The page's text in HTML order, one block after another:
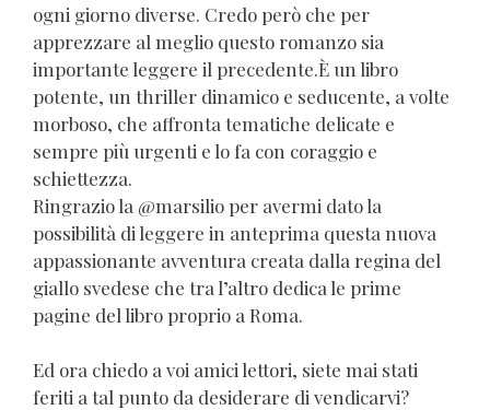
ogni giorno diverse. Credo però che per
apprezzare al meglio questo romanzo sia
importante leggere il precedente.È un libro
potente, un thriller dinamico e seducente, a volte
morboso, che affronta tematiche delicate e
sempre più urgenti e lo fa con coraggio e
schiettezza.
Ringrazio la @marsilio per avermi dato la
possibilità di leggere in anteprima questa nuova
appassionante avventura creata dalla regina del
giallo svedese che tra l’altro dedica le prime
pagine del libro proprio a Roma.
Ed ora chiedo a voi amici lettori, siete mai stati
feriti a tal punto da desiderare di vendicarvi?